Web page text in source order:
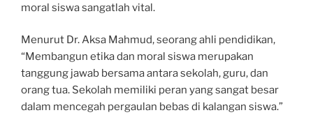
moral siswa sangatlah vital.
Menurut Dr. Aksa Mahmud, seorang ahli pendidikan,
“Membangun etika dan moral siswa merupakan
tanggung jawab bersama antara sekolah, guru, dan
orang tua. Sekolah memiliki peran yang sangat besar
dalam mencegah pergaulan bebas di kalangan siswa.”